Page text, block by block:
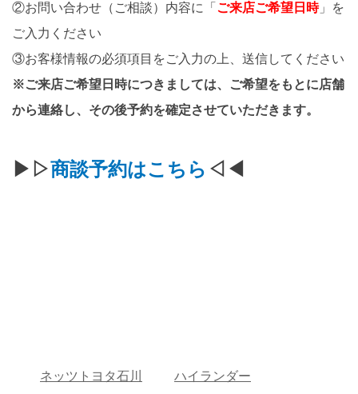
②お問い合わせ（ご相談）内容に「 ご来店ご希望日時」を
ご入力ください
③お客様情報の必須項目をご入力の上、送信してください
※ご来店ご希望日時につきましては、ご希望をもとに店舗
から連絡し、その後予約を確定させていただきます。
▶▷商談予約はこちら ◁◀
ネッツトヨタ石川 ハイランダー